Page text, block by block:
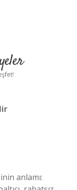
anlamı: